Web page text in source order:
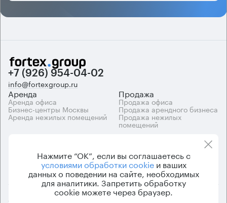
+7 (926) 954-04-02
info@fortexgroup.ru
Аренда
Аренда офиса
Бизнес-центры Москвы
Аренда нежилых помещений
Продажа
Продажа офиса
Продажа арендного бизнеса
Продажа нежилых
помещений
Каталог бизнес-центров О компании
Вакансии
Контакты
© 2026 Fortex.Group. ООО «АРЕНДА ОФИСА», ОГРН 1177746948686,
Нажмите “ОК”, если вы соглашаетесь с
условиями обработки cookieи ваших
данных о поведении на сайте, необходимых
для аналитики. Запретить обработку
cookie можете через браузер.